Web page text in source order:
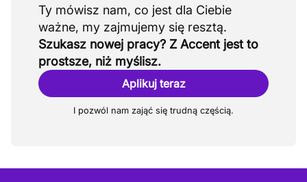
Ty mówisz nam, co jest dla Ciebie
Szukasz nowej pracy? Z Accent jest to
prostsze, niż myślisz.
Aplikuj teraz
I pozwól nam zająć się trudną częścią.